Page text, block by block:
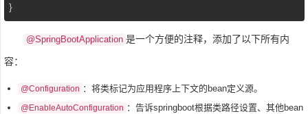
}
@SpringBootApplication 是一个方便的注释，添加了以下所有内
容：
@Configuration ：将类标记为应用程序上下文的bean定义源。
@EnableAutoConfiguration ：告诉springboot根据类路径设置、其他bean